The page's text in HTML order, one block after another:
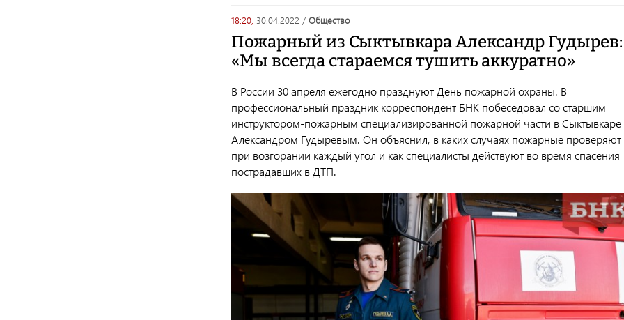
18:20, 30.04.2022 / общество
Пожарный из Сыктывкара Александр Гудырев:
«Мы всегда стараемся тушить аккуратно»
В России 30 апреля ежегодно празднуют День пожарной охраны. В
профессиональный праздник корреспондент БНК побеседовал со старшим
инструктором-пожарным специализированной пожарной части в Сыктывкаре
Александром Гудыревым. Он объяснил, в каких случаях пожарные проверяют
при возгорании каждый угол и как специалисты действуют во время спасения
пострадавших в ДТП.